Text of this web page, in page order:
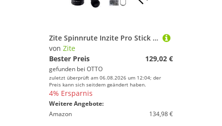
Zite Spinnrute Inzite Pro Stick Zander-Set - Angelrute + Angelrolle mit Zubehör
von Zite
Bester Preis
129,02 €
gefunden bei OTTO
zuletzt überprüft am 06.08.2026 um 12:04; der
Preis kann sich seitdem geändert haben.
4% Ersparnis
Weitere Angebote:
Amazon
134,98 €